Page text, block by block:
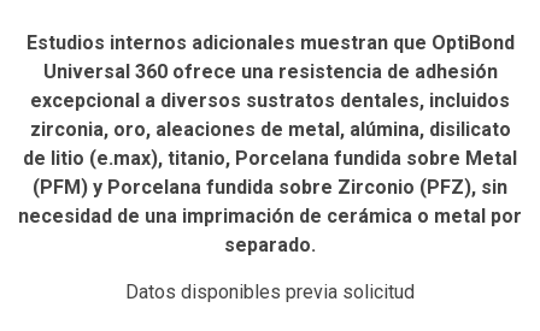
Estudios internos adicionales muestran que OptiBond
Universal 360 ofrece una resistencia de adhesión
excepcional a diversos sustratos dentales, incluidos
zirconia, oro, aleaciones de metal, alúmina, disilicato
de litio (e.max), titanio, Porcelana fundida sobre Metal
(PFM) y Porcelana fundida sobre Zirconio (PFZ), sin
necesidad de una imprimación de cerámica o metal por
separado.
Datos disponibles previa solicitud